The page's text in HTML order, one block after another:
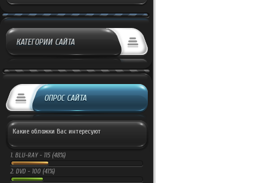
КАТЕГОРИИ САЙТА
ОПРОС САЙТА
Какие обложки Вас интересуют
1. BLU-RAY - 115 (48%)
2. DVD - 100 (41%)